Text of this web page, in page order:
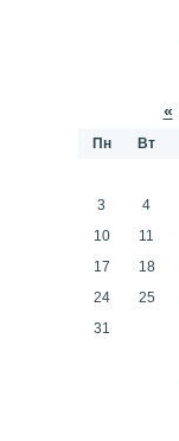
вам в
«
Пн Вт
3
4
10
11
17
18
24
25
31